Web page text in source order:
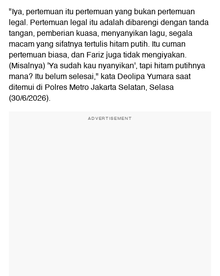
"Iya, pertemuan itu pertemuan yang bukan pertemuan
legal. Pertemuan legal itu adalah dibarengi dengan tanda
tangan, pemberian kuasa, menyanyikan lagu, segala
macam yang sifatnya tertulis hitam putih. Itu cuman
pertemuan biasa, dan Fariz juga tidak mengiyakan.
(Misalnya) 'Ya sudah kau nyanyikan', tapi hitam putihnya
mana? Itu belum selesai," kata Deolipa Yumara saat
ditemui di Polres Metro Jakarta Selatan, Selasa
(30/6/2026).
ADVERTISEMENT